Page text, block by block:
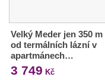
Velký Meder jen 350 m
od termálních lázní v
apartmánech…
3 749 Kč